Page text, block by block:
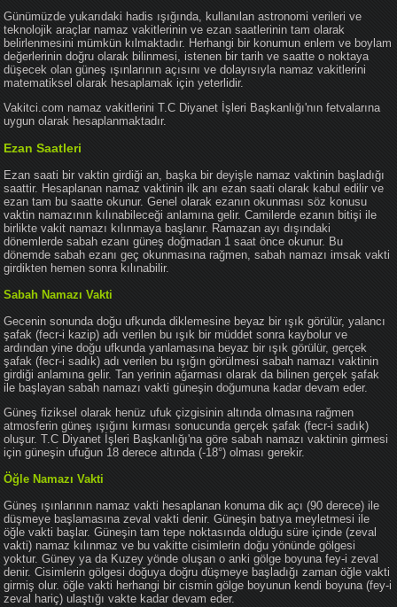
Günümüzde yukarıdaki hadis ışığında, kullanılan astronomi verileri ve
teknolojik araçlar namaz vakitlerinin ve ezan saatlerinin tam olarak
belirlenmesini mümkün kılmaktadır. Herhangi bir konumun enlem ve boylam
değerlerinin doğru olarak bilinmesi, istenen bir tarih ve saatte o noktaya
düşecek olan güneş ışınlarının açısını ve dolayısıyla namaz vakitlerini
matematiksel olarak hesaplamak için yeterlidir.
Vakitci.com namaz vakitlerini T.C Diyanet İşleri Başkanlığı'nın fetvalarına
uygun olarak hesaplanmaktadır.
Ezan Saatleri
Ezan saati bir vaktin girdiği an, başka bir deyişle namaz vaktinin başladığı
saattir. Hesaplanan namaz vaktinin ilk anı ezan saati olarak kabul edilir ve
ezan tam bu saatte okunur. Genel olarak ezanın okunması söz konusu
vaktin namazının kılınabileceği anlamına gelir. Camilerde ezanın bitişi ile
birlikte vakit namazı kılınmaya başlanır. Ramazan ayı dışındaki
dönemlerde sabah ezanı güneş doğmadan 1 saat önce okunur. Bu
dönemde sabah ezanı geç okunmasına rağmen, sabah namazı imsak vakti
girdikten hemen sonra kılınabilir.
Sabah Namazı Vakti
Gecenin sonunda doğu ufkunda diklemesine beyaz bir ışık görülür, yalancı
şafak (fecr-i kazip) adı verilen bu ışık bir müddet sonra kaybolur ve
ardından yine doğu ufkunda yanlamasına beyaz bir ışık görülür, gerçek
şafak (fecr-i sadık) adı verilen bu ışığın görülmesi sabah namazı vaktinin
girdiği anlamına gelir. Tan yerinin ağarması olarak da bilinen gerçek şafak
ile başlayan sabah namazı vakti güneşin doğumuna kadar devam eder.
Güneş fiziksel olarak henüz ufuk çizgisinin altında olmasına rağmen
atmosferin güneş ışığını kırması sonucunda gerçek şafak (fecr-i sadık)
oluşur. T.C Diyanet İşleri Başkanlığı'na göre sabah namazı vaktinin girmesi
için güneşin ufuğun 18 derece altında (-18°) olması gerekir.
Öğle Namazı Vakti
Güneş ışınlarının namaz vakti hesaplanan konuma dik açı (90 derece) ile
düşmeye başlamasına zeval vakti denir. Güneşin batıya meyletmesi ile
öğle vakti başlar. Güneşin tam tepe noktasında olduğu süre içinde (zeval
vakti) namaz kılınmaz ve bu vakitte cisimlerin doğu yönünde gölgesi
yoktur. Güney ya da Kuzey yönde oluşan o anki gölge boyuna fey-i zeval
denir. Cisimlerin gölgesi doğuya doğru düşmeye başladığı zaman öğle vakti
girmiş olur. öğle vakti herhangi bir cismin gölge boyunun kendi boyuna (fey-i
zeval hariç) ulaştığı vakte kadar devam eder.